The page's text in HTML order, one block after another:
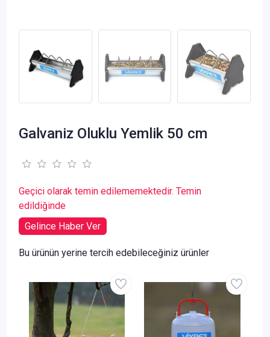
Galvaniz Oluklu Yemlik 50 cm
Geçici olarak temin edilememektedir. Temin
edildiğinde
Gelince Haber Ver
Bu ürünün yerine tercih edebileceğiniz ürünler